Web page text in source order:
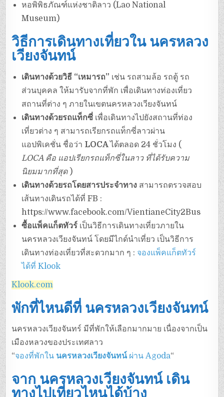
หอพิพิธภัณฑ์แห่งชาติลาว (Lao National
Museum)
วิธีการเดินทางเที่ยวใน นครหลวง
เวียงจันทน์
เดินทางด้วยวิธี “เหมารถ” เช่น รถสามล้อ รถตู้ รถ
ส่วนบุคคล ให้มารับจากที่พัก เพื่อเดินทางท่องเที่ยว
สถานที่ต่าง ๆ ภายในเขตนครหลวงเวียงจันทน์
เดินทางด้วยรถแท็กซี่ เพื่อเดินทางไปยังสถานที่ท่อง
เที่ยวต่าง ๆ สามารถเรียกรถแท็กซี่ลาวผ่าน
แอปพิเคชั่น ชื่อว่า LOCAได้ตลอด 24 ชั่วโมง (
LOCA คือ แอปเรียกรถแท็กซี่ในลาว ที่ได้รับความ
นิยมมากที่สุด )
เดินทางด้วยรถโดยสารประจำทาง สามารถตรวจสอบ
เส้นทางเดินรถได้ที่ FB :
https://www.facebook.com/VientianeCity2Bus
ซื้อแพ็คแก็ตทัวร์ เป็นวิธีการเดินทางเที่ยวภายใน
นครหลวงเวียงจันทน์ โดยมีไกด์นำเที่ยว เป็นวิธีการ
เดินทางท่องเที่ยวที่สะดวกมาก ๆ : จองแพ็คแก็ตทัวร์
ได้ที่ Klook
Klook.com
พักที่ไหนดีที่ นครหลวงเวียงจันทน์
นครหลวงเวียงจันทร์ มีที่พักให้เลือกมากมาย เนื่องจากเป็น
เมืองหลวงของประเทศลาว
“จองที่พักใน นครหลวงเวียงจันทน์ผ่าน Agoda“
จาก นครหลวงเวียงจันทน์ เดิน
ทางไปเที่ยวไหนได้บ้าง